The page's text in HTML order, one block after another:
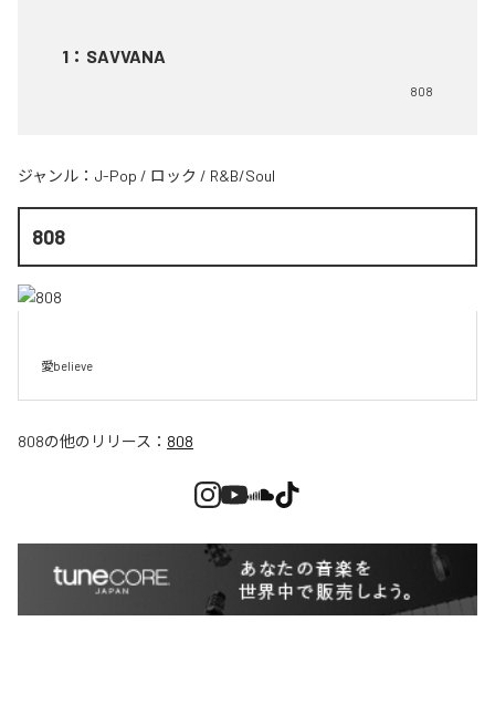
1 ： SAVVANA
808
ジャンル： J-Pop / ロック / R&B/Soul
808
愛believe
808の他のリリース： 808